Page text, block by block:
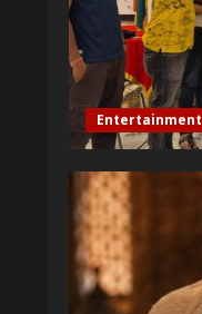
Entertainment